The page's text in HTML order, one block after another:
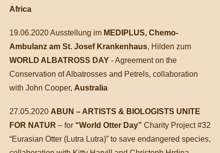
Africa
19.06.2020 Ausstellung im MEDIPLUS, Chemo-
Ambulanz am St. Josef Krankenhaus, Hilden zum
WORLD ALBATROSS DAY - Agreement on the
Conservation of Albatrosses and Petrels, collaboration
with John Cooper, Australia
27.05.2020 ABUN – ARTISTS & BIOLOGISTS UNITE
FOR NATUR – for “World Otter Day” Charity Project #32
“Eurasian Otter (Lutra Lutra)” to save endangered species,